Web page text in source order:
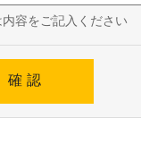
容をご記入ください